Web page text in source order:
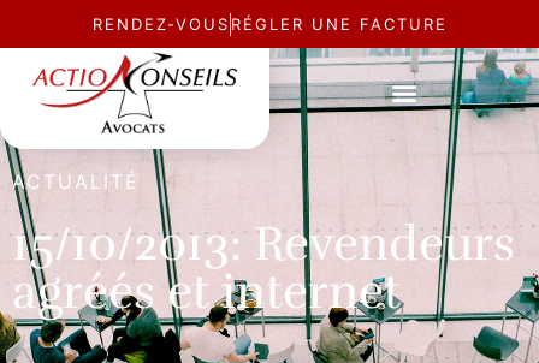
RENDEZ-VOUS RÉGLER UNE FACTURE
ACTUALITÉ
15/10/2013: Revendeurs
agréés et internet